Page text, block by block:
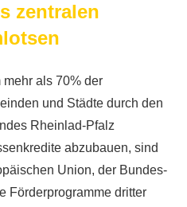
zentralen
mehr als 70% der
und Städte durch den
Rheinlad-Pfalz
abzubauen, sind
Union, der Bundes-
Förderprogramme dritter